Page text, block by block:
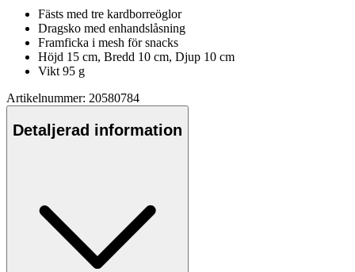
Fästs med tre kardborreöglor
Dragsko med enhandslåsning
Framficka i mesh för snacks
Höjd 15 cm, Bredd 10 cm, Djup 10 cm
Vikt 95 g
Artikelnummer: 20580784
Detaljerad information